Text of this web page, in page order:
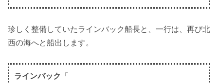
珍しく整備していたラインバック船長と、一行は、再び北
西の海へと船出します。
ラインバック
「